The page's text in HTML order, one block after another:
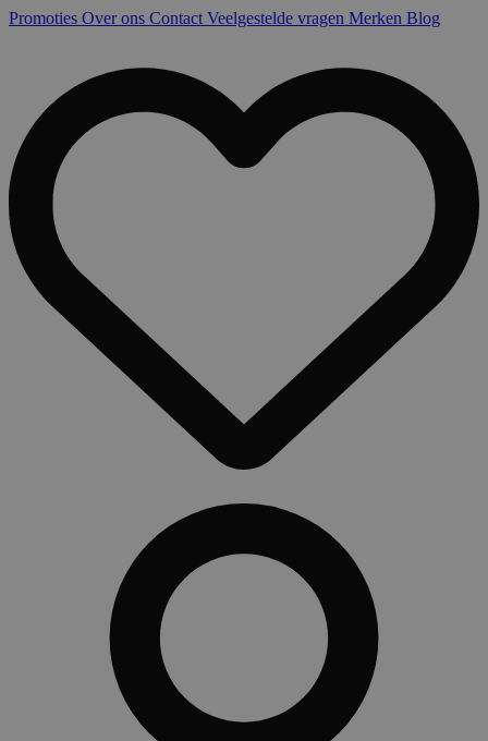
Promoties Over ons Contact Veelgestelde vragen Merken Blog